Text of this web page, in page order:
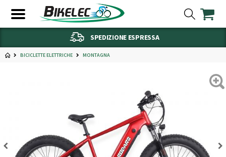
SPEDIZIONE ESPRESSA
BICICLETTE ELETTRICHE MONTAGNA